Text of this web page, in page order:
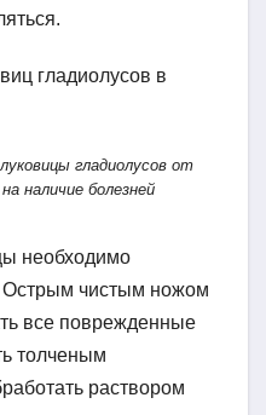
гладиолусов от
наличие болезней
необходимо
Острым чистым ножом
все поврежденные
толченым
раствором